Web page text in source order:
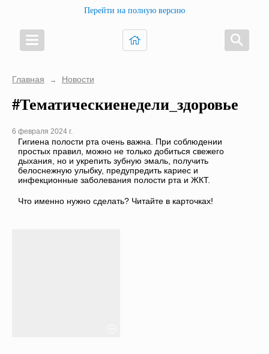
Перейти на полную версию
Главная → Новости
#Тематическиенедели_здоровье
6 февраля 2024 г.
Гигиена полости рта очень важна. При соблюдении
простых правил, можно не только добиться свежего
дыхания, но и укрепить зубную эмаль, получить
белоснежную улыбку, предупредить кариес и
инфекционные заболевания полости рта и ЖКТ.
Что именно нужно сделать? Читайте в карточках!